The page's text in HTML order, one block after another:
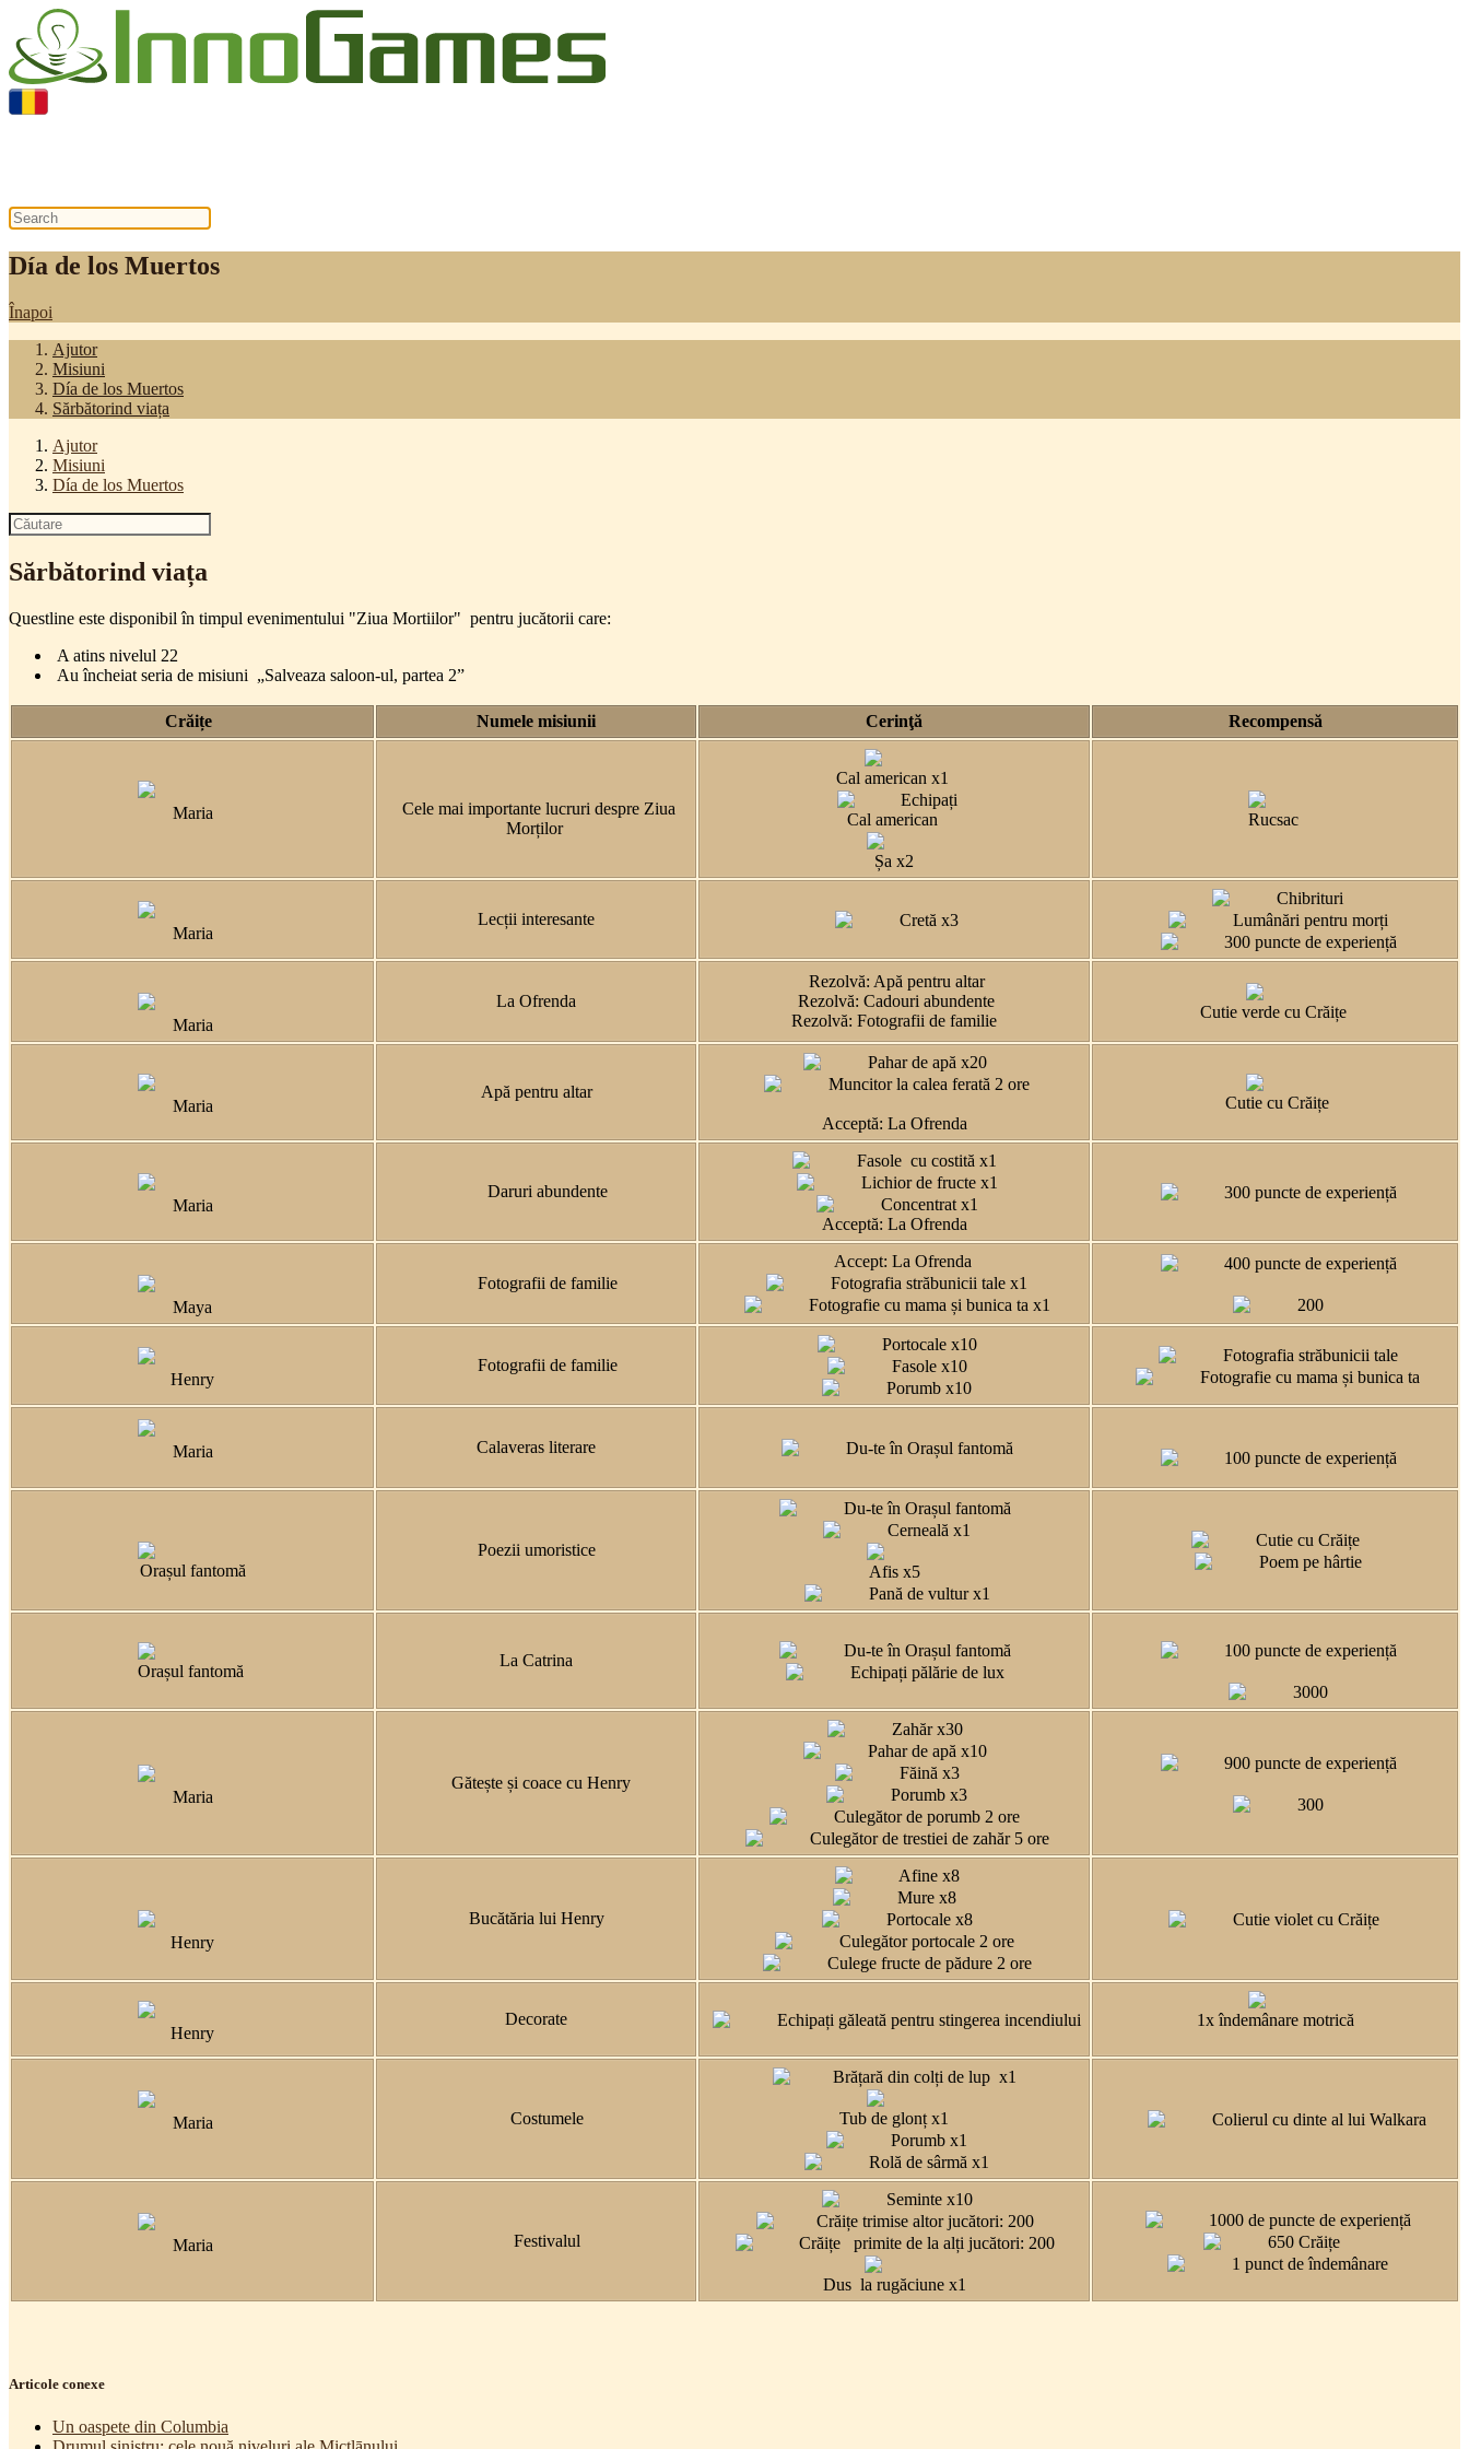
Día de los Muertos
Înapoi
Ajutor
Misiuni
Día de los Muertos
Sărbătorind viața
Ajutor
Misiuni
Día de los Muertos
Sărbătorind viața
Questline este disponibil în timpul evenimentului "Ziua Mortiilor" pentru jucătorii care:
A atins nivelul 22
Au încheiat seria de misiuni „Salveaza saloon-ul, partea 2”
Crăițe Numele misiunii Cerinţă Recompensă
Maria
Cele mai importante lucruri despre Ziua
Morților
Cal american x1
Echipați
Cal american
Șa x2
Rucsac
Maria
Lecții interesante Cretă x3
Chibrituri
Lumânări pentru morți
300 puncte de experiență
Maria
La Ofrenda
Rezolvă: Apă pentru altar
Rezolvă: Cadouri abundente
Rezolvă: Fotografii de familie
Cutie verde cu Crăițe
Maria
Apă pentru altar
Pahar de apă x20
Muncitor la calea ferată 2 ore
Acceptă: La Ofrenda
Cutie cu Crăițe
Maria
Daruri abundente
Fasole cu costită x1
Lichior de fructe x1
Concentrat x1
Acceptă: La Ofrenda
300 puncte de experiență
Maya
Fotografii de familie
Accept: La Ofrenda
Fotografia străbunicii tale x1
Fotografie cu mama și bunica ta x1
400 puncte de experiență
200
Henry
Fotografii de familie
Portocale x10
Fasole x10
Porumb x10
Fotografia străbunicii tale
Fotografie cu mama și bunica ta
Maria Calaveras literare Du-te în Orașul fantomă
100 puncte de experiență
Orașul fantomă
Poezii umoristice
Du-te în Orașul fantomă
Cerneală x1
Afis x5
Pană de vultur x1
Cutie cu Crăițe
Poem pe hârtie
Orașul fantomă
La Catrina
Du-te în Orașul fantomă
Echipați pălărie de lux
100 puncte de experiență
3000
Maria
Gătește și coace cu Henry
Zahăr x30
Pahar de apă x10
Făină x3
Porumb x3
Culegător de porumb 2 ore
Culegător de trestiei de zahăr 5 ore
900 puncte de experiență
300
Henry
Bucătăria lui Henry
Afine x8
Mure x8
Portocale x8
Culegător portocale 2 ore
Culege fructe de pădure 2 ore
Cutie violet cu Crăițe
Henry
Decorate Echipați găleată pentru stingerea incendiului 1x îndemânare motrică
Maria Costumele
Brățară din colți de lup x1
Tub de glonț x1
Porumb x1
Rolă de sârmă x1
Colierul cu dinte al lui Walkara
Maria Festivalul
Seminte x10
Crăițe trimise altor jucători: 200
Crăițe primite de la alți jucători: 200
Dus la rugăciune x1
1000 de puncte de experiență
650 Crăițe
1 punct de îndemânare
Articole conexe
Un oaspete din Columbia